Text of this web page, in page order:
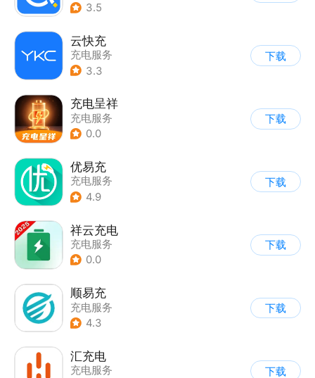
3.5
云快充
充电服务
3.3
下载
充电呈祥
充电服务
0.0
下载
优易充
充电服务
4.9
下载
祥云充电
充电服务
0.0
下载
顺易充
充电服务
4.3
下载
汇充电
充电服务
下载